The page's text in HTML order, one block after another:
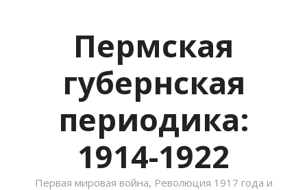
Пермская
губернская
периодика:
1914-1922
Первая мировая война, Революция 1917 года и